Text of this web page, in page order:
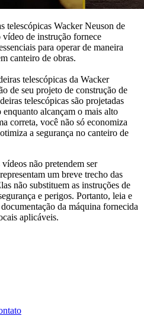
telescópicas Wacker Neuson de
de instrução fornece
para operar de maneira
canteiro de obras.
telescópicas da Wacker
de seu projeto de construção de
telescópicas são projetadas
alcançam o mais alto
correta, você não só economiza
a segurança no canteiro de
não pretendem ser
um breve trecho das
não substituem as instruções de
e perigos. Portanto, leia e
da máquina fornecida
aplicáveis.